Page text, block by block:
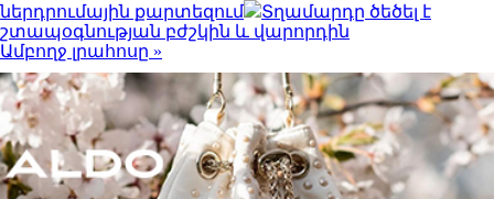
ներդրումային քարտեզում
Տղամարդը ծեծել է
շտապօգնության բժշկին և վարորդին
Ամբողջ լրահոսը »